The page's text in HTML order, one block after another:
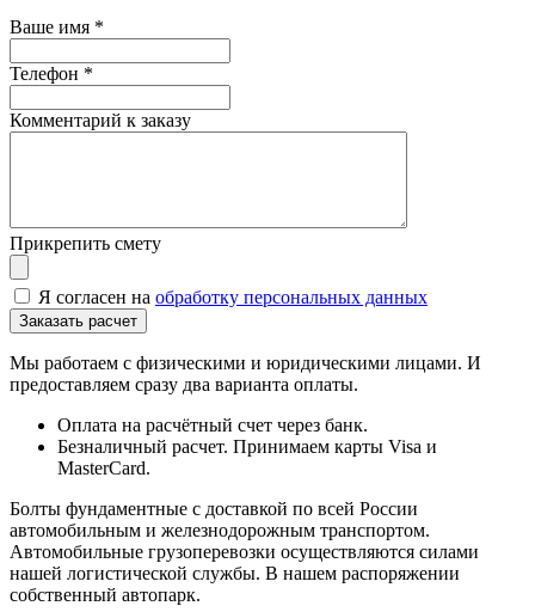
Ваше имя *
Телефон *
Комментарий к заказу
Прикрепить смету
Я согласен на обработку персональных данных
Мы работаем с физическими и юридическими лицами. И
предоставляем сразу два варианта оплаты.
Оплата на расчётный счет через банк.
Безналичный расчет. Принимаем карты Visa и
MasterCard.
Болты фундаментные с доставкой по всей России
автомобильным и железнодорожным транспортом.
Автомобильные грузоперевозки осуществляются силами
нашей логистической службы. В нашем распоряжении
собственный автопарк.